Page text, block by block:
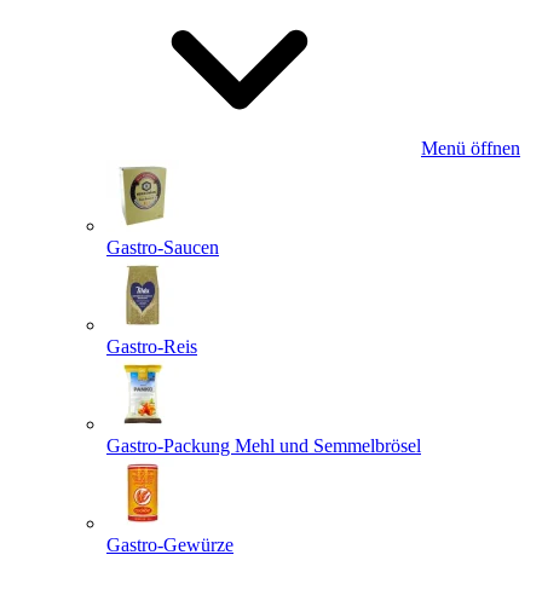
Menü öffnen
Gastro-Saucen
Gastro-Reis
Gastro-Packung Mehl und Semmelbrösel
Gastro-Gewürze